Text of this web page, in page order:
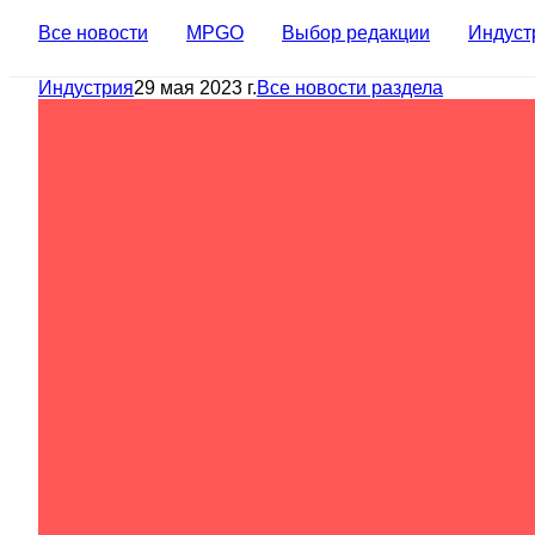
Все новости MPGO Выбор редакции
Индустрия29 мая 2023 г.Все новости раздела